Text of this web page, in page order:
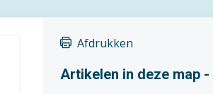
Afdrukken
Artikelen in deze map -